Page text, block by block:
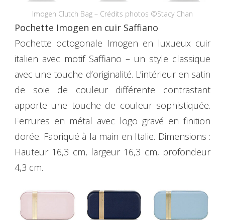
Imogen Clutch Bag – Crédits photos ©Stacy Chan
Pochette Imogen en cuir Saffiano
Pochette octogonale Imogen en luxueux cuir
italien avec motif Saffiano – un style classique
avec une touche d’originalité. L’intérieur en satin
de soie de couleur différente contrastant
apporte une touche de couleur sophistiquée.
Ferrures en métal avec logo gravé en finition
dorée. Fabriqué à la main en Italie. Dimensions :
Hauteur 16,3 cm, largeur 16,3 cm, profondeur
4,3 cm.